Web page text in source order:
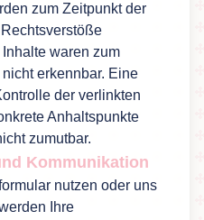
zum Zeitpunkt der
waren zum
erkennbar. Eine
der verlinkten
Anhaltspunkte
zumutbar.
Kommunikation
nutzen oder uns
Ihre